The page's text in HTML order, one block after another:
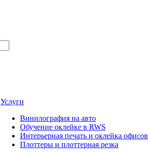
Услуги
Винилография на авто
Обучение оклейке в RWS
Интерьерная печать и оклейка офисов
Плоттеры и плоттерная резка